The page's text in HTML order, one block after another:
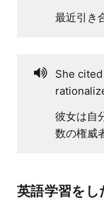
最近引き
She
彼女は自
数の権威
英語学習をし